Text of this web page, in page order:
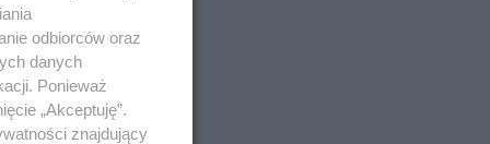
nie
to
odbiorców oraz
danych
Ponieważ
„Akceptuję”.
znajdujący